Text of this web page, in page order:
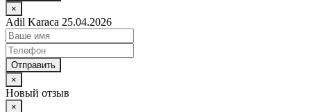
×
Adil Karaca 25.04.2026
Отправить
×
Новый отзыв
×